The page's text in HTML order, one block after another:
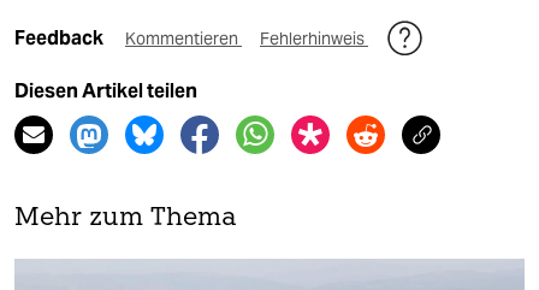
Feedback Kommentieren Fehlerhinweis
Diesen Artikel teilen
Mehr zum Thema